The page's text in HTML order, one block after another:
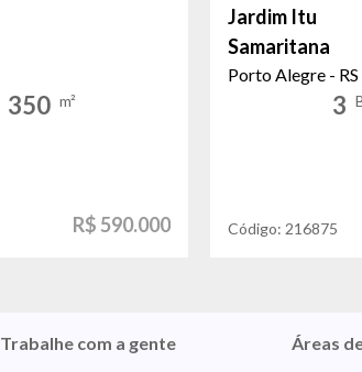
350 m²
R$ 590.000
Jardim Itu
Samaritana
Porto Alegre - RS
3
Código: 216875
Trabalhe com a gente
Áreas